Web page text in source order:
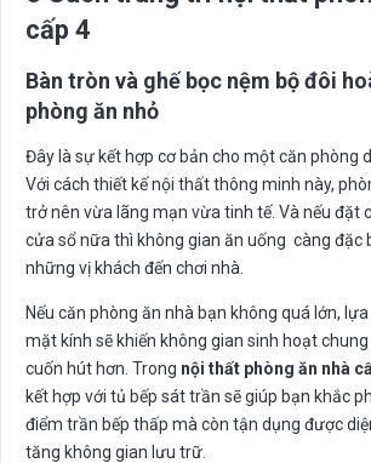
cấp 4
Bàn tròn và ghế bọc nệm bộ đôi
phòng ăn nhỏ
Đây là sự kết hợp cơ bản cho một căn phòng
Với cách thiết kế nội thất thông minh này,
trở nên vừa lãng mạn vừa tinh tế. Và nếu đặt
cửa sổ nữa thì không gian ăn uống càng đặc
những vị khách đến chơi nhà.
Nếu căn phòng ăn nhà bạn không quá lớn,
mặt kính sẽ khiến không gian sinh hoạt
cuốn hút hơn. Trong nội thất phòng ăn nhà
kết hợp với tủ bếp sát trần sẽ giúp bạn khắc
điểm trần bếp thấp mà còn tận dụng được
tăng không gian lưu trữ.